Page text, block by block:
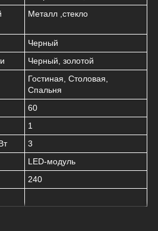
Металл ,стекло
Черный
Черный, золотой
Гостиная, Столовая,
Спальня
60
1
3
LED-модуль
240